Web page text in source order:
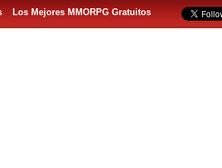
Los Mejores MMORPG Gratuitos